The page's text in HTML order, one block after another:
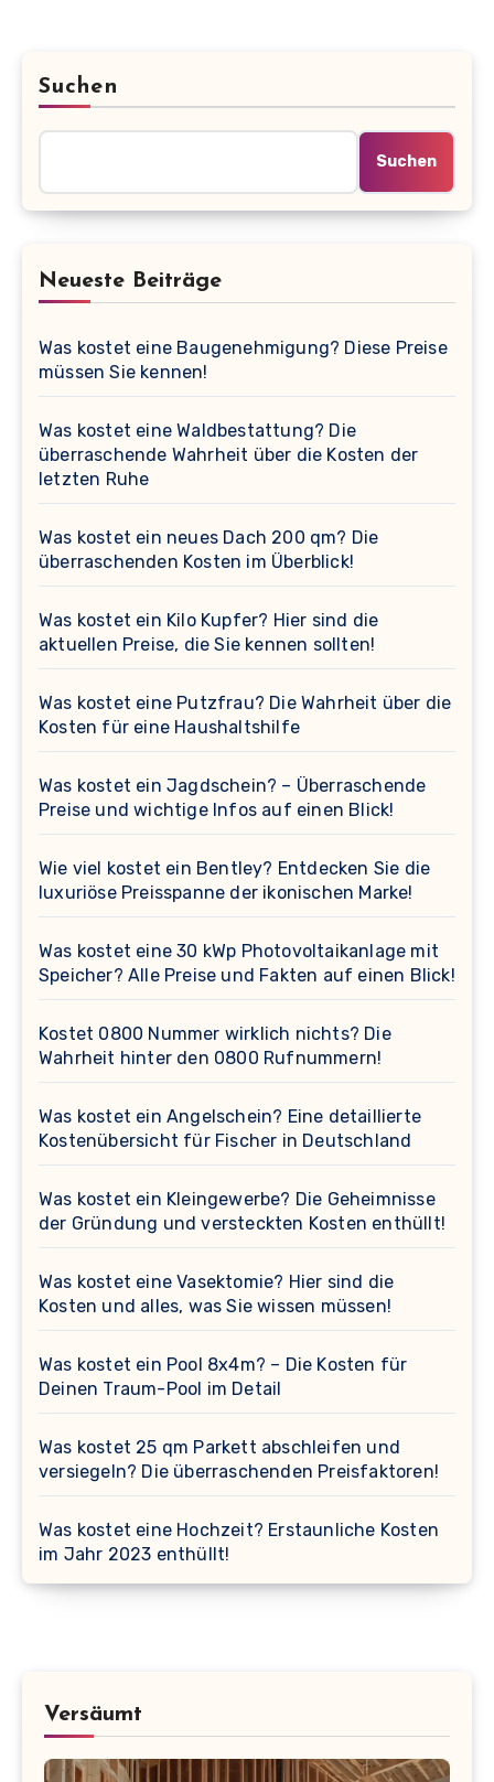
Suchen
Suchen
Neueste Beiträge
Was kostet eine Baugenehmigung? Diese Preise
müssen Sie kennen!
Was kostet eine Waldbestattung? Die
überraschende Wahrheit über die Kosten der
letzten Ruhe
Was kostet ein neues Dach 200 qm? Die
überraschenden Kosten im Überblick!
Was kostet ein Kilo Kupfer? Hier sind die
aktuellen Preise, die Sie kennen sollten!
Was kostet eine Putzfrau? Die Wahrheit über die
Kosten für eine Haushaltshilfe
Was kostet ein Jagdschein? – Überraschende
Preise und wichtige Infos auf einen Blick!
Wie viel kostet ein Bentley? Entdecken Sie die
luxuriöse Preisspanne der ikonischen Marke!
Was kostet eine 30 kWp Photovoltaikanlage mit
Speicher? Alle Preise und Fakten auf einen Blick!
Kostet 0800 Nummer wirklich nichts? Die
Wahrheit hinter den 0800 Rufnummern!
Was kostet ein Angelschein? Eine detaillierte
Kostenübersicht für Fischer in Deutschland
Was kostet ein Kleingewerbe? Die Geheimnisse
der Gründung und versteckten Kosten enthüllt!
Was kostet eine Vasektomie? Hier sind die
Kosten und alles, was Sie wissen müssen!
Was kostet ein Pool 8x4m? – Die Kosten für
Deinen Traum-Pool im Detail
Was kostet 25 qm Parkett abschleifen und
versiegeln? Die überraschenden Preisfaktoren!
Was kostet eine Hochzeit? Erstaunliche Kosten
im Jahr 2023 enthüllt!
Versäumt